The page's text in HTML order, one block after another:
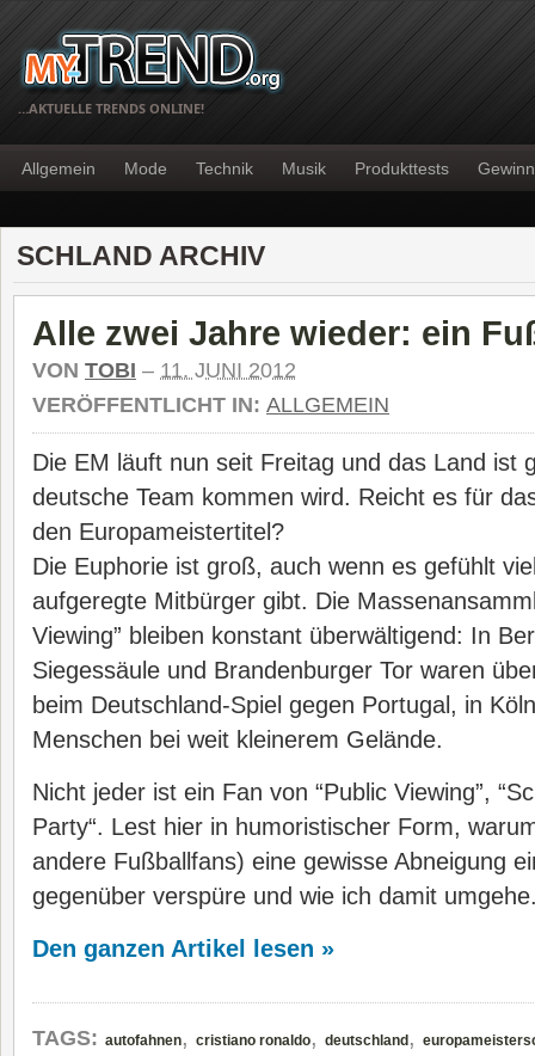
…AKTUELLE TRENDS ONLINE!
Allgemein Mode Technik Musik Produkttests
SCHLAND ARCHIV
Alle zwei Jahre wieder: ein
VON TOBI – 11. JUNI 2012
VERÖFFENTLICHT IN: ALLGEMEIN
Die EM läuft nun seit Freitag und das Land ist
deutsche Team kommen wird. Reicht es für
den Europameistertitel?
Die Euphorie ist groß, auch wenn es gefühlt
aufgeregte Mitbürger gibt. Die
Viewing” bleiben konstant überwältigend: In
Siegessäule und Brandenburger Tor waren
beim Deutschland-Spiel gegen Portugal, in
Menschen bei weit kleinerem Gelände.
Nicht jeder ist ein Fan von “Public Viewing”,
Party“. Lest hier in humoristischer Form,
andere Fußballfans) eine gewisse Abneigung
gegenüber verspüre und wie ich damit
Den ganzen Artikel lesen »
TAGS: autofahnen, cristiano ronaldo, deutschland ,